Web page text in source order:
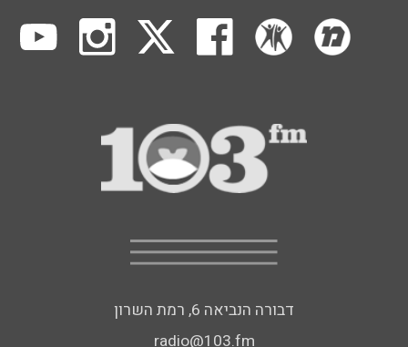
דבורה הנביאה 6, רמת השרון
radio@103.fm